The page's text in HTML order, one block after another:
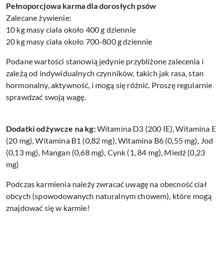
Pełnoporcjowa karma dla dorosłych psów
Zalecane żywienie:
10 kg masy ciała około 400 g dziennie
20 kg masy ciała około 700-800 g dziennie
Podane wartości stanowią jedynie przybliżone zalecenia i
zależą od indywidualnych czynników, takich jak rasa, stan
hormonalny, aktywność, i mogą się różnić. Proszę regularnie
sprawdzać swoją wagę.
Dodatki odżywcze na kg:Witamina D3 (200 IE), Witamina E
(20 mg), Witamina B1 (0,82 mg), Witamina B6 (0,55 mg), Jod
(0,13 mg), Mangan (0,68 mg), Cynk (1, 84 mg), Miedź (0,23
mg)
Podczas karmienia należy zwracać uwagę na obecność ciał
obcych (spowodowanych naturalnym chowem), które mogą
znajdować się w karmie!